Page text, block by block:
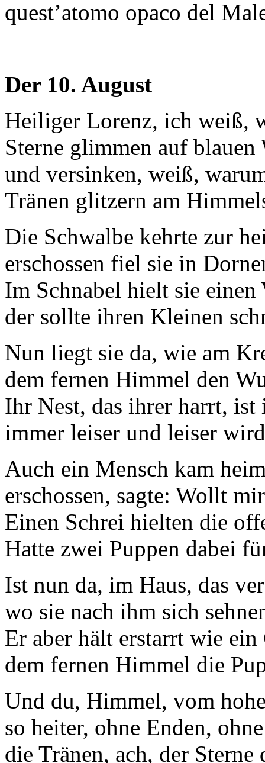
quest’atomo opaco del
Der 10. August
Heiliger Lorenz, ich weiß,
Sterne glimmen auf blauen
und versinken, weiß,
Tränen glitzern am
Die Schwalbe kehrte zur
erschossen fiel sie in
Im Schnabel hielt sie einen
der sollte ihren Kleinen
Nun liegt sie da, wie am
dem fernen Himmel den
Ihr Nest, das ihrer harrt,
immer leiser und leiser
Auch ein Mensch kam
erschossen, sagte: Wollt
Einen Schrei hielten die
Hatte zwei Puppen dabei
Ist nun da, im Haus, das
wo sie nach ihm sich
Er aber hält erstarrt wie ein
dem fernen Himmel die
Und du, Himmel, vom
so heiter, ohne Enden,
die Tränen, ach, der Sterne